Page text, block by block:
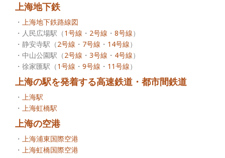
上海地下鉄
・ 上海地下鉄路線図
・人民広場駅（1号線 ・ 2号線 ・ 8号線）
・静安寺駅（2号線 ・ 7号線 ・ 14号線）
・中山公園駅（2号線 ・ 3号線 ・ 4号線）
・徐家匯駅（1号線 ・ 9号線 ・ 11号線）
上海の駅を発着する高速鉄道・都市間鉄道
・ 上海駅
・ 上海虹橋駅
上海の空港
・ 上海浦東国際空港
・ 上海虹橋国際空港